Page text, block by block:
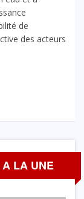
de
des acteurs
LA UNE